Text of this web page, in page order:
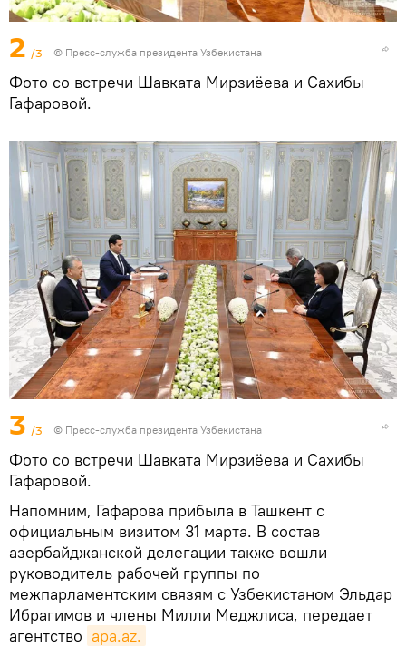
2 /3 © Пресс-служба президента Узбекистана
Фото со встречи Шавката Мирзиёева и Сахибы
Гафаровой.
3 /3 © Пресс-служба президента Узбекистана
Фото со встречи Шавката Мирзиёева и Сахибы
Гафаровой.
Напомним, Гафарова прибыла в Ташкент с
официальным визитом 31 марта. В состав
азербайджанской делегации также вошли
руководитель рабочей группы по
межпарламентским связям с Узбекистаном Эльдар
Ибрагимов и члены Милли Меджлиса, передает
агентство apa.az.